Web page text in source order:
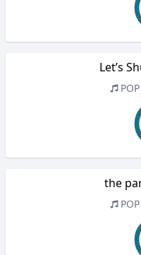
Let’s
POP
the
POP